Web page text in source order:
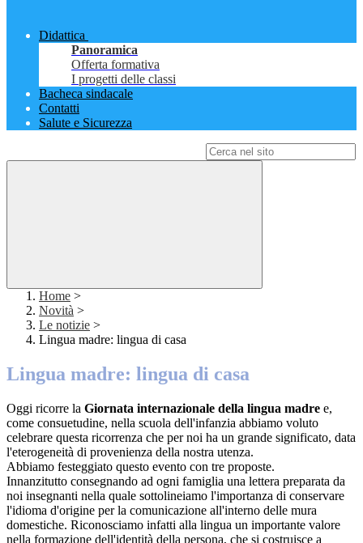
Didattica
Panoramica
Offerta formativa
I progetti delle classi
Bacheca sindacale
Contatti
Salute e Sicurezza
Home >
Novità >
Le notizie >
Lingua madre: lingua di casa
Lingua madre: lingua di casa
Oggi ricorre la Giornata internazionale della lingua madre e,
come consuetudine, nella scuola dell'infanzia abbiamo voluto
celebrare questa ricorrenza che per noi ha un grande significato, data
l'eterogeneità di provenienza della nostra utenza.
Abbiamo festeggiato questo evento con tre proposte.
Innanzitutto consegnando ad ogni famiglia una lettera preparata da
noi insegnanti nella quale sottolineiamo l'importanza di conservare
l'idioma d'origine per la comunicazione all'interno delle mura
domestiche. Riconosciamo infatti alla lingua un importante valore
nella formazione dell'identità della persona, che si costruisce a